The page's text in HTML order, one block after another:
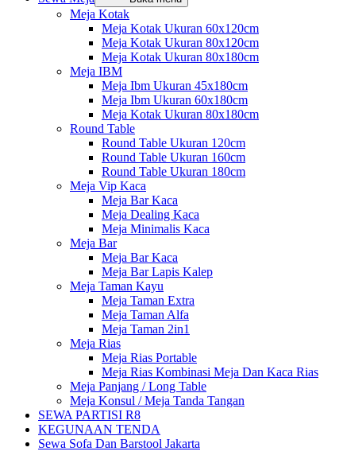
Meja Kotak
Meja Kotak Ukuran 60x120cm
Meja Kotak Ukuran 80x120cm
Meja Kotak Ukuran 80x180cm
Meja IBM
Meja Ibm Ukuran 45x180cm
Meja Ibm Ukuran 60x180cm
Meja Kotak Ukuran 80x180cm
Round Table
Round Table Ukuran 120cm
Round Table Ukuran 160cm
Round Table Ukuran 180cm
Meja Vip Kaca
Meja Bar Kaca
Meja Dealing Kaca
Meja Minimalis Kaca
Meja Bar
Meja Bar Kaca
Meja Bar Lapis Kalep
Meja Taman Kayu
Meja Taman Extra
Meja Taman Alfa
Meja Taman 2in1
Meja Rias
Meja Rias Portable
Meja Rias Kombinasi Meja Dan Kaca Rias
Meja Panjang / Long Table
Meja Konsul / Meja Tanda Tangan
SEWA PARTISI R8
KEGUNAAN TENDA
Sewa Sofa Dan Barstool Jakarta